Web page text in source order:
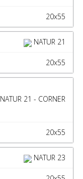
20x55
NATUR 21
20x55
NATUR 21 - CORNER
20x55
NATUR 23